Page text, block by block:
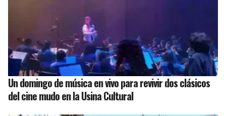
Un domingo de música en vivo para revivir dos clásicos
del cine mudo en la Usina Cultural